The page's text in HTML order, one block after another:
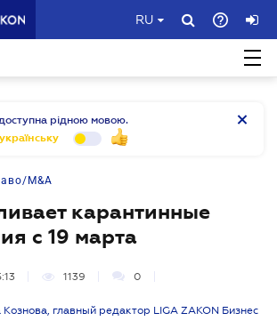
RU
рідною мовою.
M&A
карантинные
с 19 марта
1139 0
главный редактор LIGA ZAKON Бизнес